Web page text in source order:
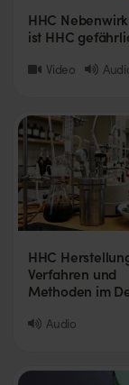
HHC
ist HHC
Video
HHC
Verfahren und
Methoden im
Audio